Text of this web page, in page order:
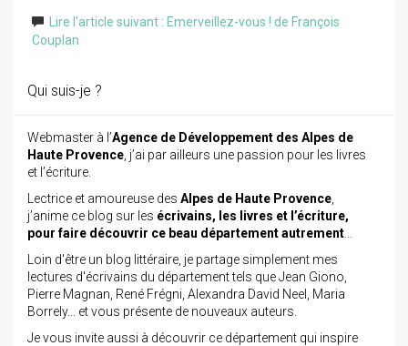
Lire l'article suivant : Emerveillez-vous ! de François
Couplan
Qui suis-je ?
Webmaster à l’Agence de Développement des Alpes de
Haute Provence , j’ai par ailleurs une passion pour les livres
et l’écriture.
Lectrice et amoureuse des Alpes de Haute Provence
j’anime ce blog sur les écrivains, les livres et l’écriture,
pour faire découvrir ce beau département autrement
Loin d'être un blog littéraire, je partage simplement mes
lectures d'écrivains du département tels que Jean Giono,
Pierre Magnan, René Frégni, Alexandra David Neel, Maria
Borrely... et vous présente de nouveaux auteurs.
Je vous invite aussi à découvrir ce département qui inspire